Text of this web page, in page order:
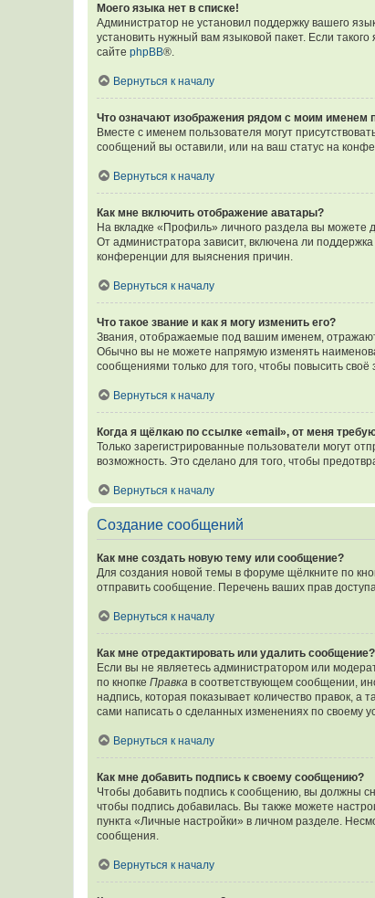
Моего языка нет в списке!
Администратор не установил поддержку вашего
установить нужный вам языковой пакет. Если
сайте phpBB®.
Вернуться к началу
Что означают изображения рядом с моим именем
Вместе с именем пользователя могут
сообщений вы оставили, или на ваш статус на
Вернуться к началу
Как мне включить отображение аватары?
На вкладке «Профиль» личного раздела вы можете
От администратора зависит, включена ли
конференции для выяснения причин.
Вернуться к началу
Что такое звание и как я могу изменить его?
Звания, отображаемые под вашим именем,
Обычно вы не можете напрямую изменять
сообщениями только для того, чтобы повысить
Вернуться к началу
Когда я щёлкаю по ссылке «email», от меня
Только зарегистрированные пользователи могут
возможность. Это сделано для того, чтобы
Вернуться к началу
Создание сообщений
Как мне создать новую тему или сообщение?
Для создания новой темы в форуме щёлкните по
отправить сообщение. Перечень ваших прав
Вернуться к началу
Как мне отредактировать или удалить сообщение?
Если вы не являетесь администратором или
по кнопке Правка в соответствующем сообщении,
надпись, которая показывает количество правок,
сами написать о сделанных изменениях по своему
Вернуться к началу
Как мне добавить подпись к своему сообщению?
Чтобы добавить подпись к сообщению, вы должны
чтобы подпись добавилась. Вы также можете
пункта «Личные настройки» в личном разделе.
сообщения.
Вернуться к началу